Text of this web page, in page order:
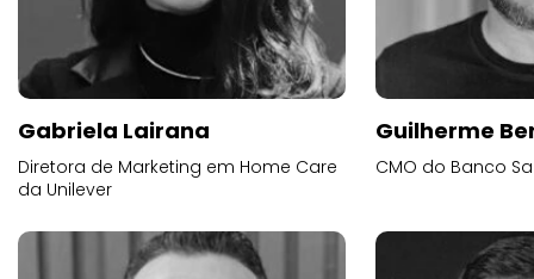
Gabriela Lairana
Diretora de Marketing em Home Care
da Unilever
Guilherme
CMO do Banco